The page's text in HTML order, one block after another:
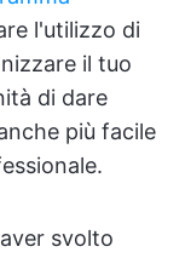
l'utilizzo di
il tuo
di dare
più facile
svolto